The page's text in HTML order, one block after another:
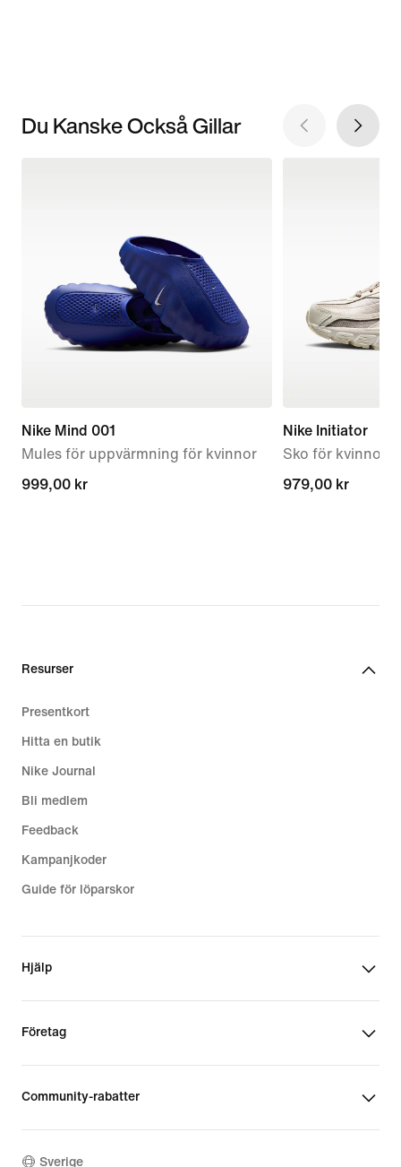
Du Kanske Också Gillar
Nike Mind 001
Mules för uppvärmning för kvinnor
999,00 kr
999,00 kr
Nike Initiator
Sko för kvinnor
979,00 kr
979,00 kr
Resurser
Presentkort
Hitta en butik
Nike Journal
Bli medlem
Feedback
Kampanjkoder
Guide för löparskor
Hjälp
Företag
Community-rabatter
Sverige